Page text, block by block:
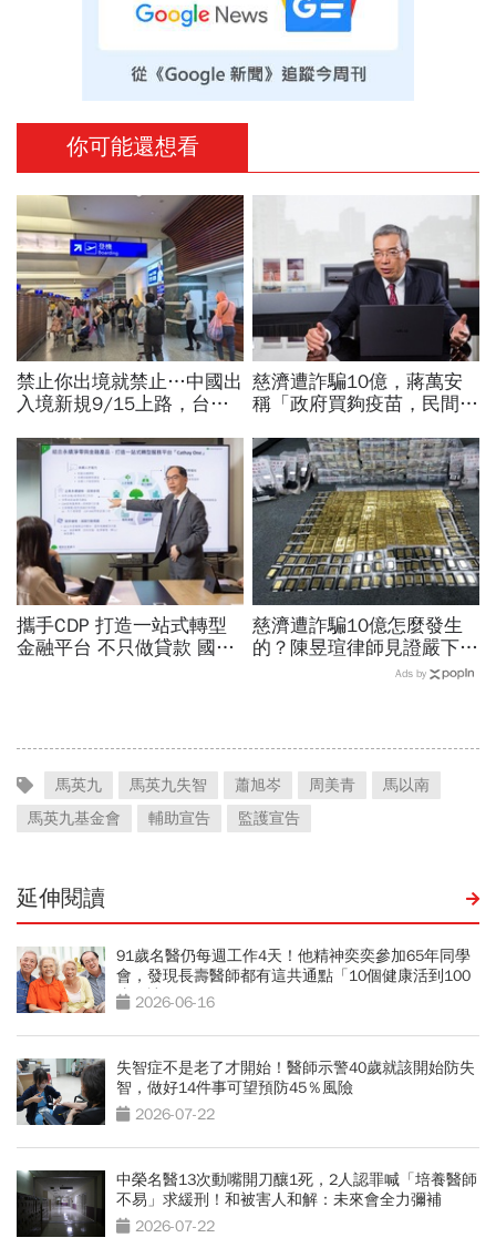
你可能還想看
禁止你出境就禁止…中國出
入境新規9/15上路，台灣
職業特別注意：前例在這
慈濟遭詐騙10億，蔣萬安
稱「政府買夠疫苗，民間就
話說得不夠公道
攜手CDP 打造一站式轉型
金融平台 不只做貸款 國泰
慈濟遭詐騙10億怎麼發生
的？陳昱瑄律師見證嚴下跪
博信任！豪宅藏158公斤黃
Ads by
馬英九 馬英九失智 蕭旭岑 周美青
馬以南
馬英九基金會
輔助宣告 監護宣告
延伸閱讀
91歲名醫仍每週工作4天！他精神奕奕參加65年同學
會，發現長壽醫師都有這共通點「10個健康活到100
歲秘訣」
2026-06-16
失智症不是老了才開始！醫師示警40歲就該開始防失
智，做好14件事可望預防45％風險
2026-07-22
中榮名醫13次動嘴開刀釀1死，2人認罪喊「培養醫師
不易」求緩刑！和被害人和解：未來會全力彌補
2026-07-22